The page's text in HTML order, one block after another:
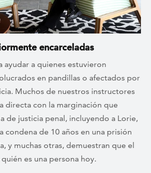
encarceladas
ayudar a quienes estuvieron
en pandillas o afectados por
Muchos de nuestros instructores
directa con la marginación que
de justicia penal, incluyendo a Lorie,
condena de 10 años en una prisión
y muchas otras, demuestran que el
es una persona hoy.